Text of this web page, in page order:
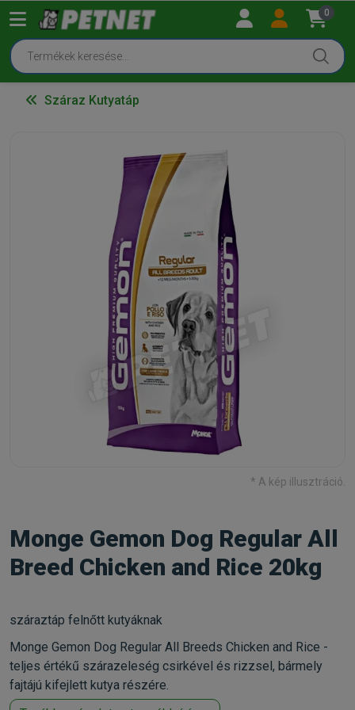
0
Száraz Kutyatáp
* A kép illusztráció.
Monge Gemon Dog Regular All
Breed Chicken and Rice 20kg
száraztáp felnőtt kutyáknak
Monge Gemon Dog Regular All Breeds Chicken and Rice -
teljes értékű szárazeleség csirkével és rizzsel, bármely
fajtájú kifejlett kutya részére.